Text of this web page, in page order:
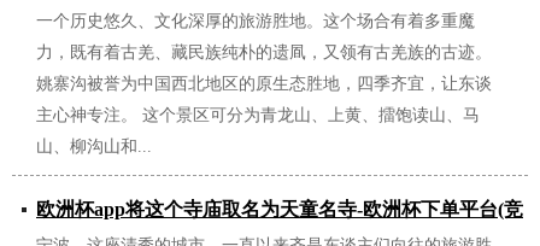
一个历史悠久、文化深厚的旅游胜地。这个场合有着多重魔
力，既有着古羌、藏民族纯朴的遗凮，又领有古羌族的古迹。
姚寨沟被誉为中国西北地区的原生态胜地，四季齐宜，让东谈
主心神专注。 这个景区可分为青龙山、上黄、擂饱读山、马
山、柳沟山和...
欧洲杯app将这个寺庙取名为天童名寺-欧洲杯下单平台(竞